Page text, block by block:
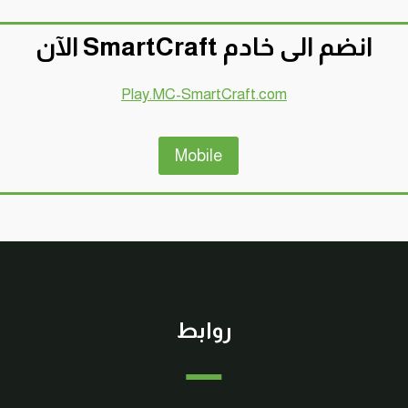
انضم الى خادم SmartCraft الآن
Play.MC-SmartCraft.com
Mobile
روابط